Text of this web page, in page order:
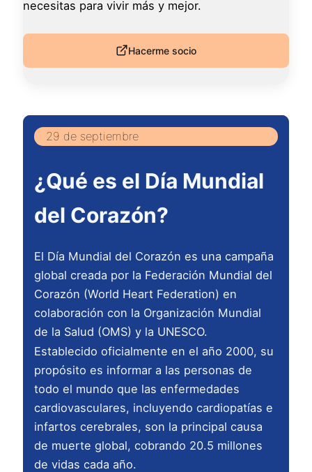
necesitas para vivir más y mejor.
Hacerme socio
29 de septiembre
¿Qué es el Día Mundial
del Corazón?
El Día Mundial del Corazón es una campaña
global creada por la Federación Mundial del
Corazón (World Heart Federation) en
colaboración con la Organización Mundial
de la Salud (OMS) y la UNESCO.
Establecido oficialmente en el año 2000, su
propósito es informar a las personas de
todo el mundo que las enfermedades
cardiovasculares, incluyendo cardiopatías e
infartos cerebrales, son la principal causa
de muerte global, cobrando 20.5 millones
de vidas cada año.